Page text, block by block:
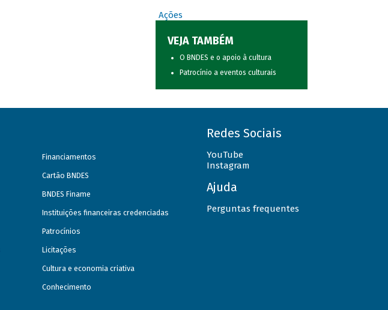
Ações
VEJA TAMBÉM
O BNDES e o apoio à cultura
Patrocínio a eventos culturais
Financiamentos
Cartão BNDES
BNDES Finame
Instituições financeiras credenciadas
Patrocínios
Licitações
Cultura e economia criativa
Conhecimento
Redes Sociais
YouTube
Instagram
Ajuda
Perguntas frequentes